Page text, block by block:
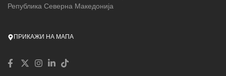
Република Северна Македонија
ПРИКАЖИ НА МАПА